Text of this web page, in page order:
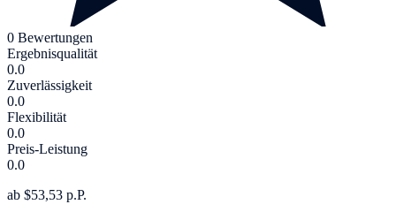
0 Bewertungen
Ergebnisqualität
0.0
Zuverlässigkeit
0.0
Flexibilität
0.0
Preis-Leistung
0.0
ab $53,53 p.P.